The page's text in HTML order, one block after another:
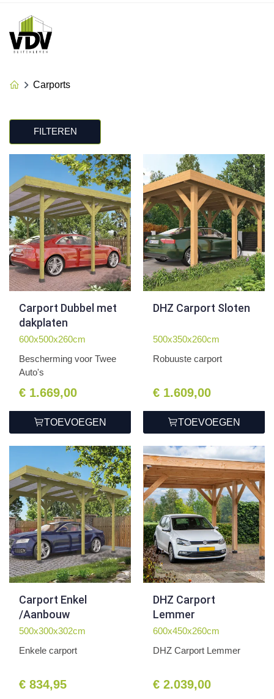
Carports
FILTEREN
Carport Dubbel met
dakplaten
600x500x260cm
Bescherming voor Twee
Auto's
€ 1.669,00
TOEVOEGEN
DHZ Carport Sloten
500x350x260cm
Robuuste carport
€ 1.609,00
TOEVOEGEN
Carport Enkel
/Aanbouw
500x300x302cm
Enkele carport
€ 834,95
DHZ Carport
Lemmer
600x450x260cm
DHZ Carport Lemmer
€ 2.039,00